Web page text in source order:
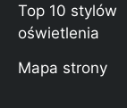
Top 10 stylów
oświetlenia
Mapa strony